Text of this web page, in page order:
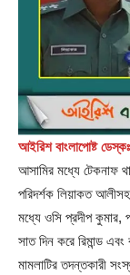
আইরিশ বাংলাপোষ্ট ডেস্কঃ
আসামির মধ্যে টেকনাফ
পরিদর্শক লিয়াকত আলীসহ
মধ্যে ওসি প্রদীপ কুমার,
সাত দিন করে রিমান্ড
মামলাটির তদন্তকারী